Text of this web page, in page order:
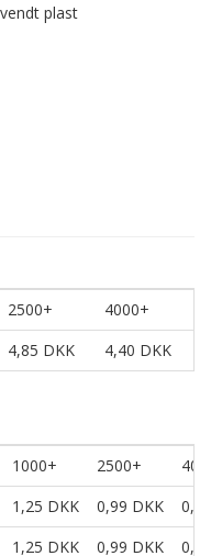
plast
2500+
4000+
4,85 DKK 4,40 DKK
1000+ 2500+
1,25 DKK 0,99 DKK
1,25 DKK 0,99 DKK